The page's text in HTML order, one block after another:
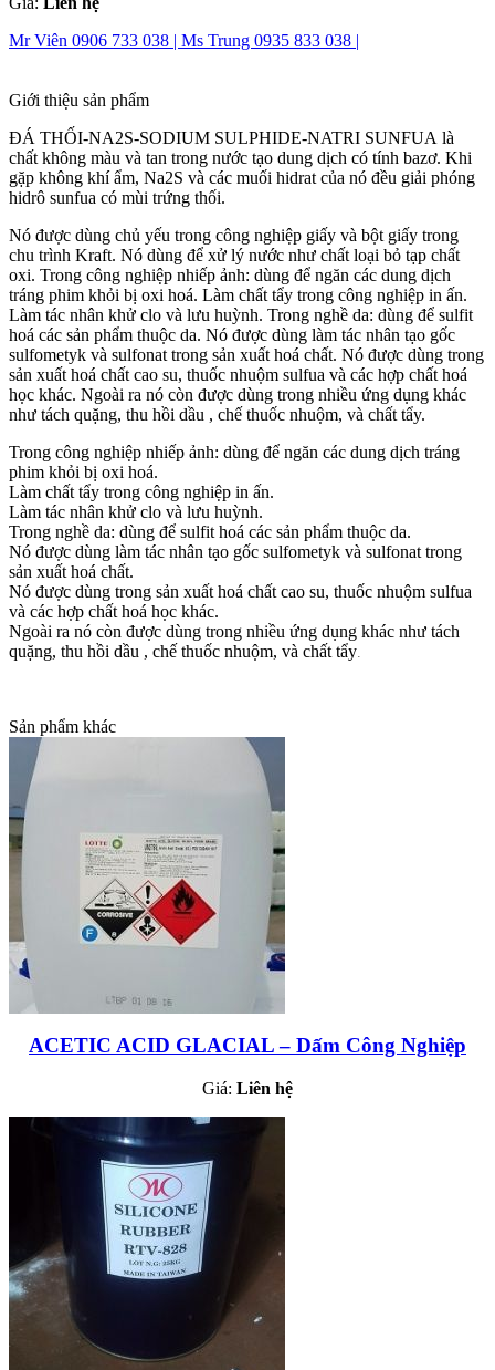
Mr Viên 0906 733 038 | Ms Trung 0935 833 038 |
Giới thiệu sản phẩm
ĐÁ THỐI-NA2S-SODIUM SULPHIDE-NATRI SUNFUA là
chất không màu và tan trong nước tạo dung dịch có tính bazơ. Khi
gặp không khí ẩm, Na2S và các muối hidrat của nó đều giải phóng
hidrô sunfua có mùi trứng thối.
Nó được dùng chủ yếu trong công nghiệp giấy và bột giấy trong
chu trình Kraft. Nó dùng để xử lý nước như chất loại bỏ tạp chất
oxi. Trong công nghiệp nhiếp ảnh: dùng để ngăn các dung dịch
tráng phim khỏi bị oxi hoá. Làm chất tẩy trong công nghiệp in ấn.
Làm tác nhân khử clo và lưu huỳnh. Trong nghề da: dùng để sulfit
hoá các sản phẩm thuộc da. Nó được dùng làm tác nhân tạo gốc
sulfometyk và sulfonat trong sản xuất hoá chất. Nó được dùng trong
sản xuất hoá chất cao su, thuốc nhuộm sulfua và các hợp chất hoá
học khác. Ngoài ra nó còn được dùng trong nhiều ứng dụng khác
như tách quặng, thu hồi dầu , chế thuốc nhuộm, và chất tẩy.
Trong công nghiệp nhiếp ảnh: dùng để ngăn các dung dịch tráng
phim khỏi bị oxi hoá.
Làm chất tẩy trong công nghiệp in ấn.
Làm tác nhân khử clo và lưu huỳnh.
Trong nghề da: dùng để sulfit hoá các sản phẩm thuộc da.
Nó được dùng làm tác nhân tạo gốc sulfometyk và sulfonat trong
sản xuất hoá chất.
Nó được dùng trong sản xuất hoá chất cao su, thuốc nhuộm sulfua
và các hợp chất hoá học khác.
Ngoài ra nó còn được dùng trong nhiều ứng dụng khác như tách
quặng, thu hồi dầu , chế thuốc nhuộm, và chất tẩy
Sản phẩm khác
ACETIC ACID GLACIAL – Dấm Công Nghiệp
Giá: Liên hệ